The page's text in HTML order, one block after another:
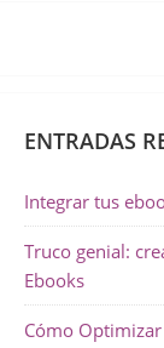
ENTRADAS
Integrar tus
Truco genial:
Ebooks
Cómo